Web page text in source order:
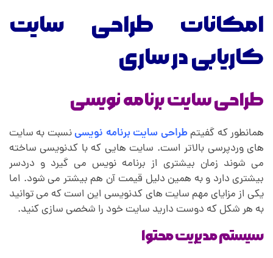
امکانات طراحی سایت
کاریابی در ساری
طراحی سایت برنامه نویسی
همانطور که گفیتمطراحی سایت برنامه نویسینسبت به سایت
های وردپرسی بالاتر است. سایت هایی که با کدنویسی ساخته
می شوند زمان بیشتری از برنامه نویس می گیرد و دردسر
بیشتری دارد و به همین دلیل قیمت آن هم بیشتر می شود. اما
یکی از مزایای مهم سایت های کدنویسی این است که می توانید
به هر شکل که دوست دارید سایت خود را شخصی سازی کنید.
سیستم مدیریت محتوا